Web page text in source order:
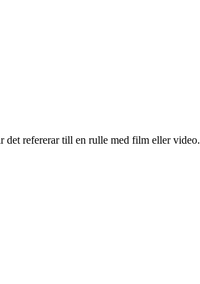
det refererar till en rulle med film eller video.